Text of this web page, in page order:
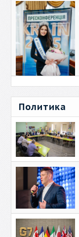
Политика